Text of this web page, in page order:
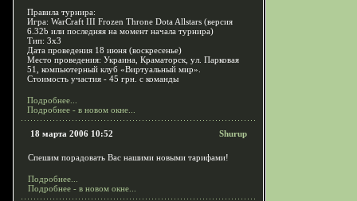
Правила турнира:
Игра: WarCraft III Frozen Throne Dota Allstars (версия
6.32b или последняя на момент начала турнира)
Тип: 3х3
Дата проведения 18 июня (воскресенье)
Место проведения: Украина, Краматорск, ул. Парковая
51, компьютерный клуб «Виртуальный мир».
Стоимость участия - 45 грн. с команды
Подробнее...
Подробнее - в новом окне...
18 марта 2006 10:52 Shurup
Спешим порадовать Вас нашими новыми тарифами!
Подробнее...
Подробнее - в новом окне...